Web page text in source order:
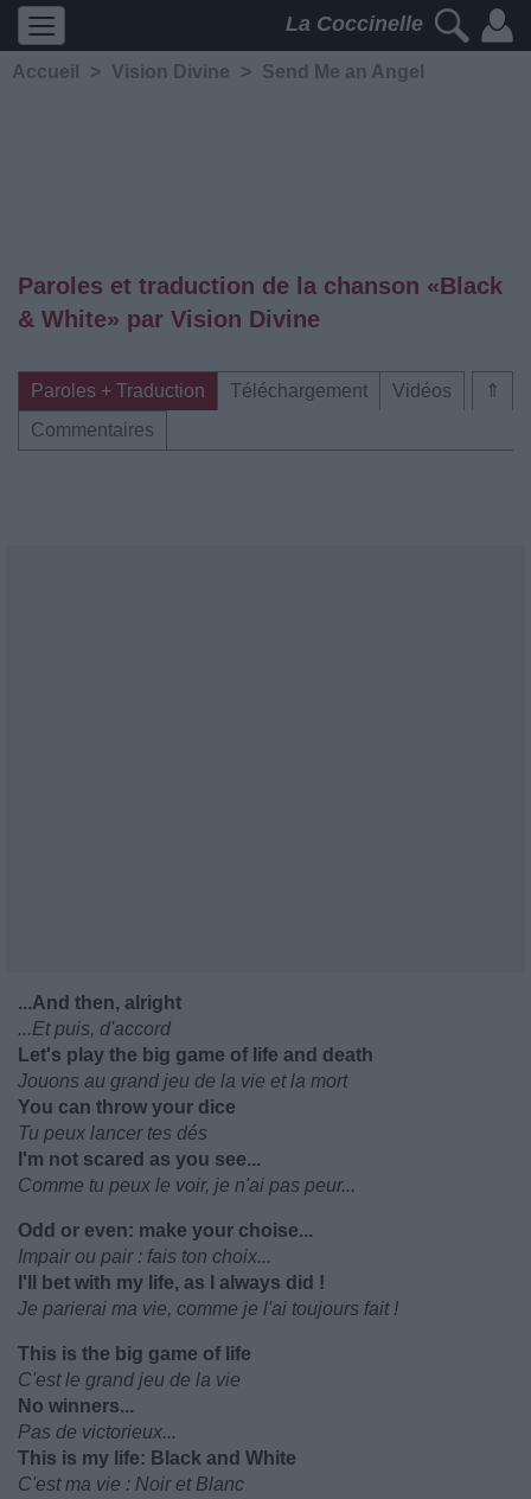
La Coccinelle
Accueil > Vision Divine > Send Me an Angel
Paroles et traduction de la chanson «Black
& White» par Vision Divine
⇑
Paroles + Traduction Téléchargement
Vidéos
Commentaires
...And then, alright
...Et puis, d'accord
Let's play the big game of life and death
Jouons au grand jeu de la vie et la mort
You can throw your dice
Tu peux lancer tes dés
I'm not scared as you see...
Comme tu peux le voir, je n'ai pas peur...
Odd or even: make your choise...
Impair ou pair : fais ton choix...
I'll bet with my life, as I always did !
Je parierai ma vie, comme je l'ai toujours fait !
This is the big game of life
C'est le grand jeu de la vie
No winners...
Pas de victorieux...
This is my life: Black and White
C'est ma vie : Noir et Blanc